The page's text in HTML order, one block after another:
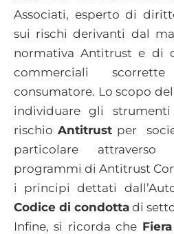
Associati, esperto di
sui rischi derivanti dal
normativa Antitrust e di
commerciali
consumatore. Lo scopo
individuare gli
rischio Antitrust per
particolare
programmi di Antitrust
i principi dettati
Codice di condotta di
Infine, si ricorda cheFiera